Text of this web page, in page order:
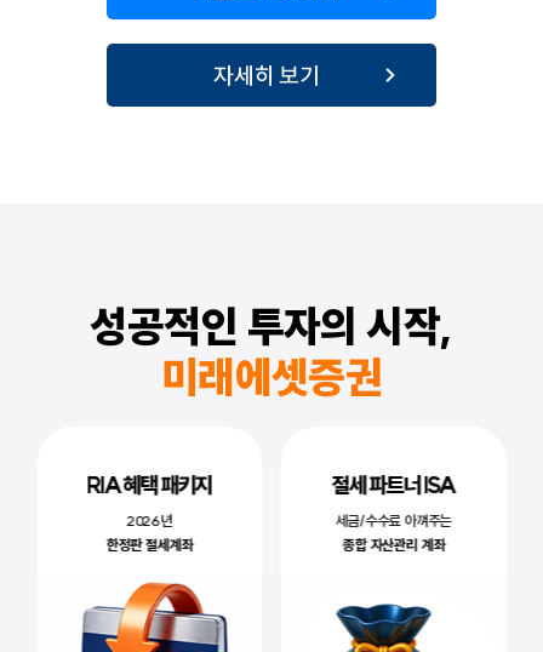
자세히 보기
성공적인 투자의 시작,
미래에셋증권
RIA 혜택 패키지
2026년
한정판 절세계좌
절세 파트너 ISA
세금/수수료 아껴주는
종합 자산관리 계좌